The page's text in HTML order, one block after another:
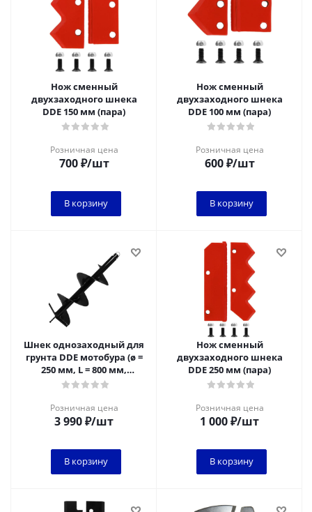
Нож сменный
двухзаходного шнека
DDE 150 мм (пара)
Розничная цена
700₽/шт
В корзину
Нож сменный
двухзаходного шнека
DDE 100 мм (пара)
Розничная цена
600₽/шт
В корзину
Шнек однозаходный для
грунта DDE мотобура (ø =
250 мм, L = 800 мм,
посадка на вал 20 мм)
Розничная цена
3 990₽/шт
В корзину
Нож сменный
двухзаходного шнека
DDE 250 мм (пара)
Розничная цена
1 000₽/шт
В корзину